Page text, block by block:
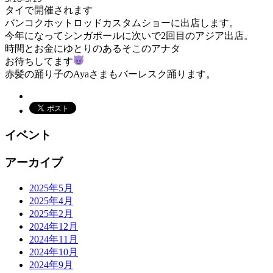
タイで開催されます
バンコクホットロッドカスタムショーに出店します。
今年になってシンガポールに次いで2回目のアジア出店。
時間とお金にゆとりのあるそこのアナタ
お待ちしてます
赤髪の踊り子のAyaさまもバーレスク踊ります。
イベント
アーカイブ
2025年5月
2025年4月
2025年2月
2024年12月
2024年11月
2024年10月
2024年9月